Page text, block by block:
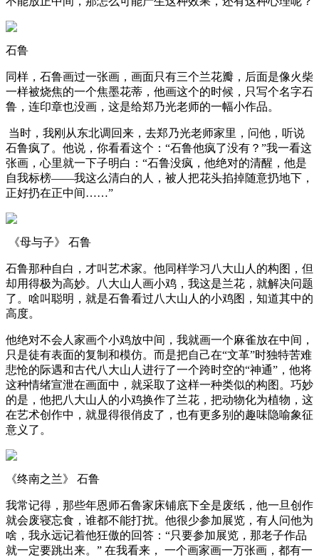
石鲁
同样，石鲁画过一张画，画面只有三个兰花瓣，后面是像火柴
一样被烧焦的一个焦墨花蒂，他画这个的时候，只写个名字石
鲁，连印章也没画，这是给郑乃光老师的一幅小作品。
当时，我刚从东北调回来，去郑乃光老师家里，问他，听说
石鲁疯了。他说，你看看这个：“石鲁他疯了没有？”我一看这
张画，心里就一下子明白：“石鲁没疯，他绝对的清醒，他是
自我标榜——我这么清白的人，被人把花头掐掉随意扔地下，
正好扔在正中间……”
《母与子》 石鲁
石鲁那种自白，才叫艺术家。他同样学习八大山人的构图，但
却用得极为高妙。八大山人画小鸡，我这是兰花，就解决问题
了。啥叫聪明，就是石鲁看过八大山人的小鸡图，知道其中的
高度。
他绝对不会人家画个小鸡放中间，我就画一个麻雀放在中间，
只是徒有表面的复制和模仿。而是把自己在“文革”时独特苦难
悲怆的际遇和古代八大山人进行了一个跨时空的“神通”，他将
这种情绪宣泄在画面中，就采取了这样一种类似的构图。巧妙
的是，他把八大山人的小鸡换作了兰花，把动物化为植物，这
在艺术创作中，就显得很俏皮了，也有更多别的趣味隐喻象征
意义了。
《终南之兰》 石鲁
我常记得，那些年恩师石鲁家床铺底下全是废纸，他一旦创作
就会废寝忘食，谁都不能打扰。他很少参加展览，有人问他为
啥，我永远记着他狂傲的回答：“只要参加展览，那老子作品
就一定要跳出来。” 在我看来， 一个画家画一万张画，都有一